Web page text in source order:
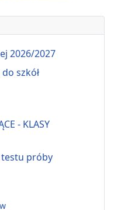
2026/2027
szkół
- KLASY
próby